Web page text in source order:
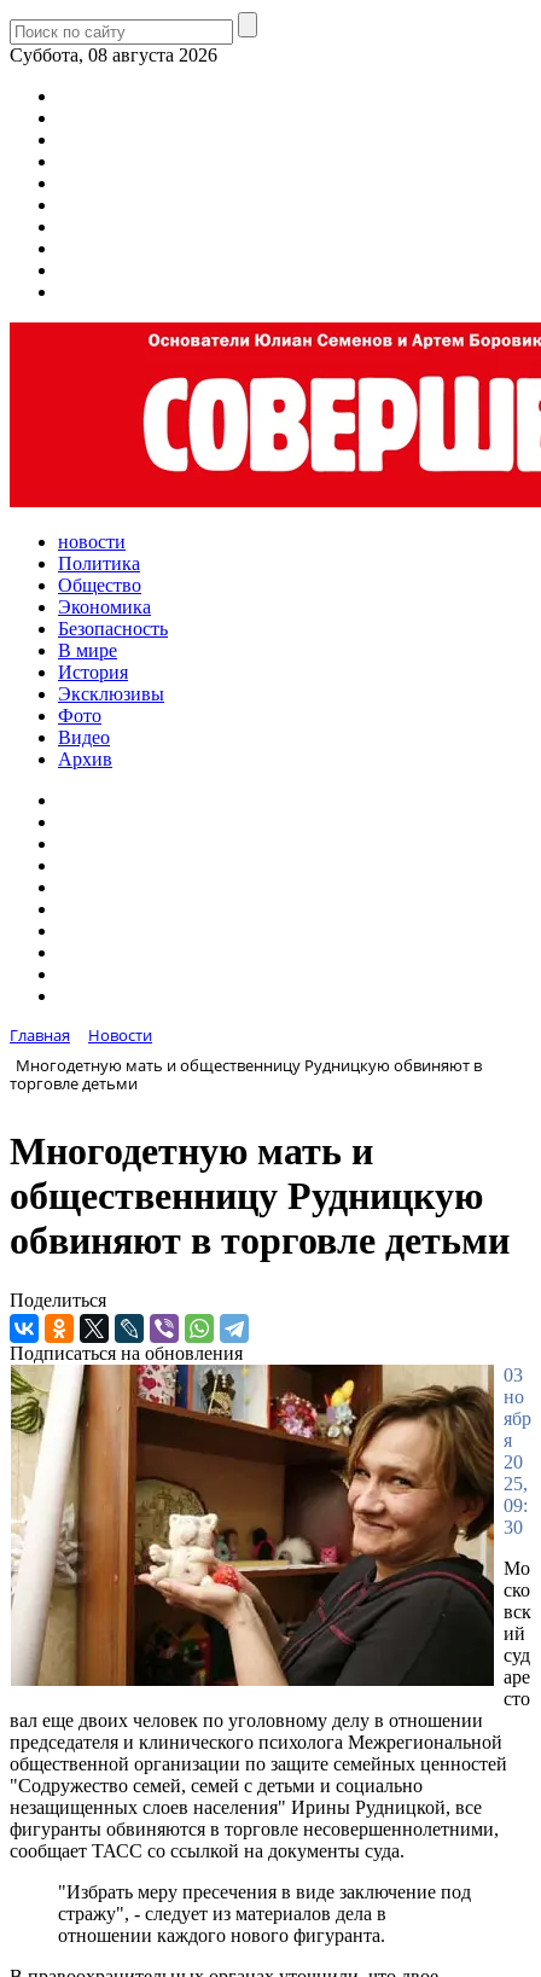
Суббота, 08 августа 2026
новости
Политика
Общество
Экономика
Безопасность
В мире
История
Эксклюзивы
Фото
Видео
Архив
Главная
Новости
Многодетную мать и общественницу Рудницкую обвиняют в
торговле детьми
Многодетную мать и
общественницу Рудницкую
обвиняют в торговле детьми
Поделиться
Подписаться на обновления
03
но
ябр
я
20
25,
09:
30
Мо
ско
вск
ий
суд
аре
сто
вал еще двоих человек по уголовному делу в отношении
председателя и клинического психолога Межрегиональной
общественной организации по защите семейных ценностей
"Содружество семей, семей с детьми и социально
незащищенных слоев населения" Ирины Рудницкой, все
фигуранты обвиняются в торговле несовершеннолетними,
сообщает ТАСС со ссылкой на документы суда.
"Избрать меру пресечения в виде заключение под
стражу", - следует из материалов дела в
отношении каждого нового фигуранта.